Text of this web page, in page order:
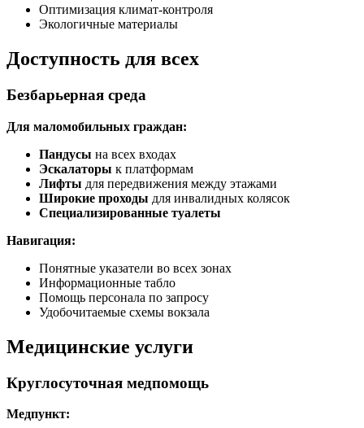
Оптимизация климат-контроля
Экологичные материалы
Доступность для всех
Безбарьерная среда
Для маломобильных граждан:
Пандусы на всех входах
Эскалаторы к платформам
Лифты для передвижения между этажами
Широкие проходы для инвалидных колясок
Специализированные туалеты
Навигация:
Понятные указатели во всех зонах
Информационные табло
Помощь персонала по запросу
Удобочитаемые схемы вокзала
Медицинские услуги
Круглосуточная медпомощь
Медпункт: